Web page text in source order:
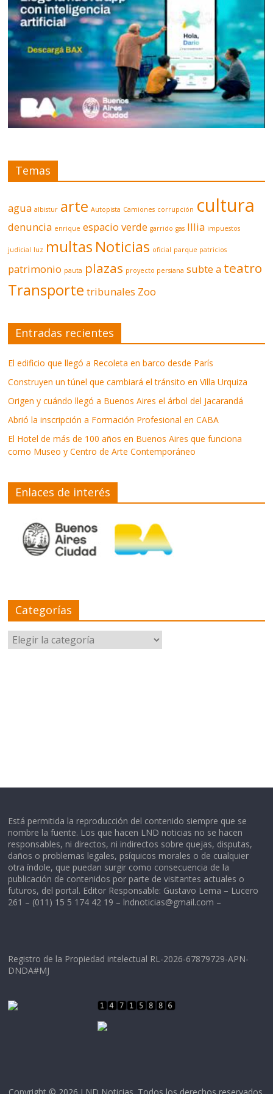
Temas
agua albistur arte Autopista Camiones corrupción cultura
denuncia enrique espacio verde garrido gas Illia impuestos
judicial luz multas Noticias oficial parque patricios
patrimonio pauta plazas proyecto persiana subte a teatro
Transporte tribunales Zoo
Entradas recientes
El edificio que llegó a Recoleta en barco desde París
Construyen un túnel que cambiará el tránsito en Villa Urquiza
Origen y cuándo llegó a Buenos Aires el árbol del Jacarandá
Abrió la inscripción a Formación Profesional en CABA
El Hotel de más de 100 años en Buenos Aires que funciona
como Museo y Centro de Arte Contemporáneo
Enlaces de interés
Categorías
Categorías
Está permitida la reproducción del contenido siempre que se
nombre la fuente. Los que hacen LND noticias no se hacen
responsables, ni directos, ni indirectos sobre quejas, disputas,
daños o problemas legales, psíquicos morales o de cualquier
otra índole, que puedan surgir como consecuencia de la
publicación de contenidos por parte de visitantes actuales o
futuros, del portal. Editor Responsable: Gustavo Lema – Lucero
261 – (011) 15 5 174 42 19 – lndnoticias@gmail.com –
Registro de la Propiedad intelectual RL-2026-67879729-APN-
DNDA#MJ
Copyright © 2026 LND Noticias . Todos los derechos reservados.